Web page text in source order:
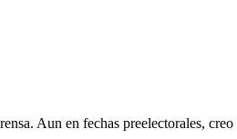
Aun en fechas preelectorales,